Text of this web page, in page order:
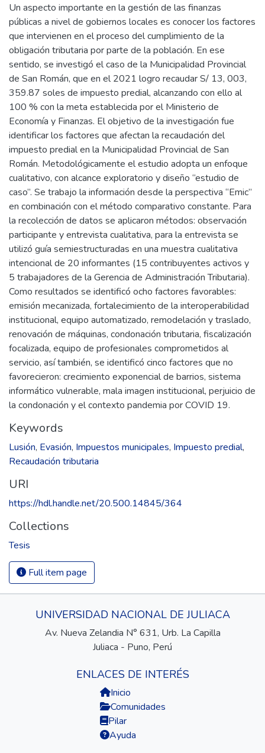
Un aspecto importante en la gestión de las finanzas
públicas a nivel de gobiernos locales es conocer los factores
que intervienen en el proceso del cumplimiento de la
obligación tributaria por parte de la población. En ese
sentido, se investigó el caso de la Municipalidad Provincial
de San Román, que en el 2021 logro recaudar S/ 13, 003,
359.87 soles de impuesto predial, alcanzando con ello al
100 % con la meta establecida por el Ministerio de
Economía y Finanzas. El objetivo de la investigación fue
identificar los factores que afectan la recaudación del
impuesto predial en la Municipalidad Provincial de San
Román. Metodológicamente el estudio adopta un enfoque
cualitativo, con alcance exploratorio y diseño “estudio de
caso”. Se trabajo la información desde la perspectiva “Emic”
en combinación con el método comparativo constante. Para
la recolección de datos se aplicaron métodos: observación
participante y entrevista cualitativa, para la entrevista se
utilizó guía semiestructuradas en una muestra cualitativa
intencional de 20 informantes (15 contribuyentes activos y
5 trabajadores de la Gerencia de Administración Tributaria).
Como resultados se identificó ocho factores favorables:
emisión mecanizada, fortalecimiento de la interoperabilidad
institucional, equipo automatizado, remodelación y traslado,
renovación de máquinas, condonación tributaria, fiscalización
focalizada, equipo de profesionales comprometidos al
servicio, así también, se identificó cinco factores que no
favorecieron: crecimiento exponencial de barrios, sistema
informático vulnerable, mala imagen institucional, perjuicio de
la condonación y el contexto pandemia por COVID 19.
Keywords
Lusión, Evasión, Impuestos municipales, Impuesto predial,
Recaudación tributaria
URI
https://hdl.handle.net/20.500.14845/364
Collections
Tesis
Full item page
UNIVERSIDAD NACIONAL DE JULIACA
Av. Nueva Zelandia N° 631, Urb. La Capilla
Juliaca - Puno, Perú
ENLACES DE INTERÉS
Inicio
Comunidades
Pilar
Ayuda